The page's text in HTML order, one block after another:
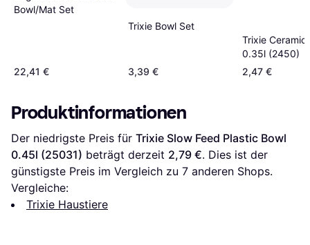
Bowl/Mat Set
22,41 €
Trixie Bowl Set
3,39 €
Trixie Ceramic
0.35l (2450)
2,47 €
Produktinformationen
Der niedrigste Preis für Trixie Slow Feed Plastic Bowl
0.45l (25031) beträgt derzeit 2,79 €. Dies ist der
günstigste Preis im Vergleich zu 7 anderen Shops.
Vergleiche:
Trixie Haustiere